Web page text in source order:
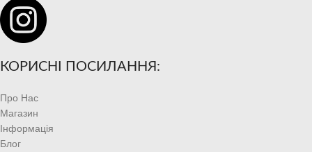
КОРИСНІ ПОСИЛАННЯ:
Про Нас
Магазин
Інформація
Блог